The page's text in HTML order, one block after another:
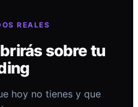
REALES
sobre tu
hoy no tienes y que